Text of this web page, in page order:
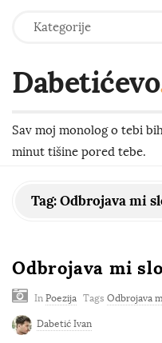
Kategorije
Dabetićevo
Sav moj monolog o tebi
minut tišine pored tebe.
Tag:Odbrojava mi
Odbrojava mi
In Poezija Tags Odbrojava
Dabetić Ivan